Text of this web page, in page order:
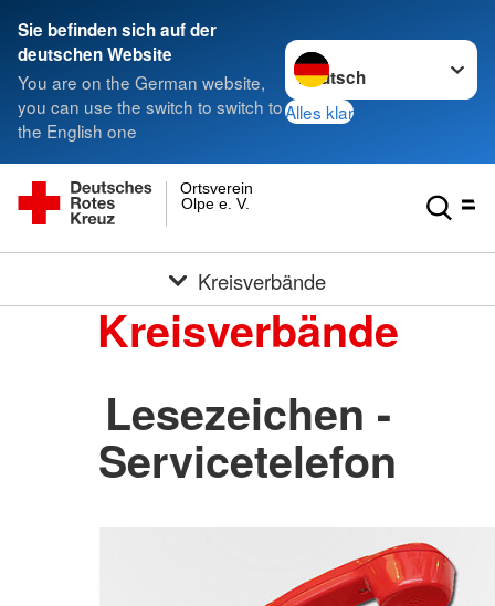
Sie befinden sich auf der
deutschen Website
You are on the German website,
you can use the switch to switch to
the English one
Sprache wechseln zu
Alles klar
Olpe e. V.
Ortsverein
Kreisverbände
Kreisverbände
Lesezeichen -
Servicetelefon